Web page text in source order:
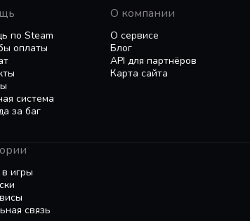
по Steam
оплаты
система
за баг
О компании
О сервисе
Блог
API для партнёров
Карта сайта
игры
связь